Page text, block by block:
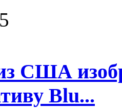
США
Blu...